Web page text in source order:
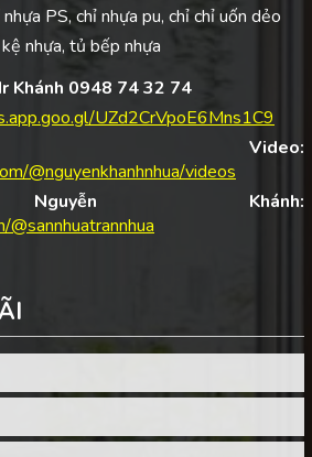
PS, chỉ nhựa pu, chỉ chỉ uốn dẻo
nhựa, tủ bếp nhựa
Khánh 0948 74 32 74
UZd2CrVpoE6Mns1C9
Video:
@nguyenkhanhnhua/videos
Khánh: